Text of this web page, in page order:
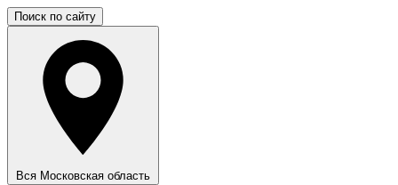
Поиск по сайту
Вся Московская область